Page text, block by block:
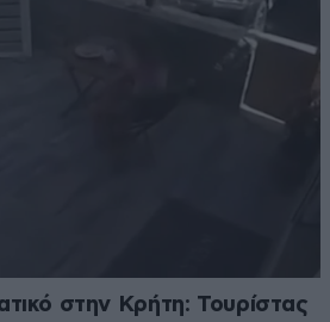
στην Κρήτη: Τουρίστας